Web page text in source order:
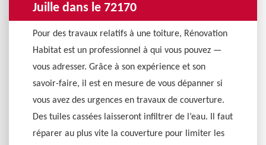
Juille dans le 72170
Pour des travaux relatifs à une toiture, Rénovation
Habitat est un professionnel à qui vous pouvez —
vous adresser. Grâce à son expérience et son
savoir-faire, il est en mesure de vous dépanner si
vous avez des urgences en travaux de couverture.
Des tuiles cassées laisseront infiltrer de l’eau. Il faut
réparer au plus vite la couverture pour limiter les